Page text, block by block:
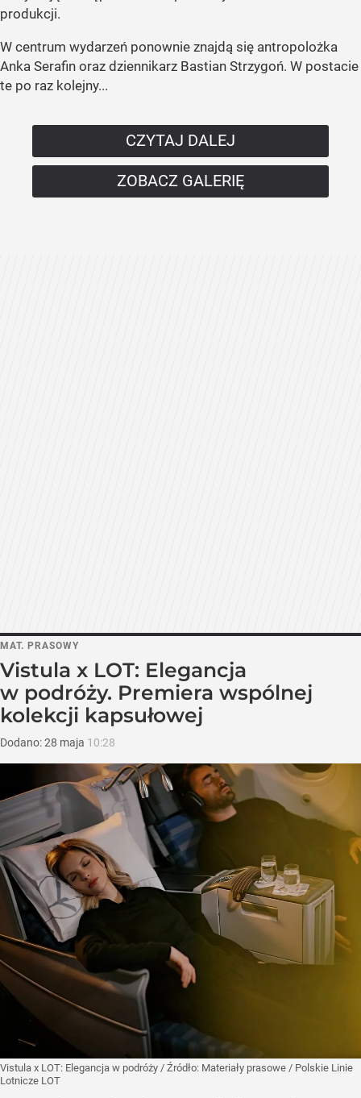
produkcji.
W centrum wydarzeń ponownie znajdą się antropolożka
Anka Serafin oraz dziennikarz Bastian Strzygoń. W postacie
te po raz kolejny...
CZYTAJ DALEJ
ZOBACZ GALERIĘ
MAT. PRASOWY
Vistula x LOT: Elegancja
w podróży. Premiera wspólnej
kolekcji kapsułowej
Dodano:28 maja 10:28
Vistula x LOT: Elegancja w podróży / Źródło: Materiały prasowe / Polskie Linie
Lotnicze LOT